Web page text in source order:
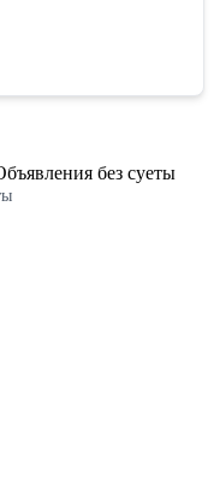
в два направления
конструкции:
Максимальная
90 кг.
без суеты